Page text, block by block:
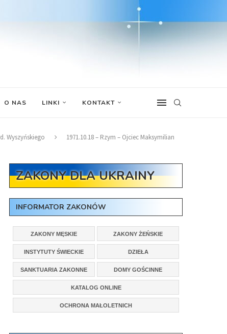
O NAS LINKI KONTAKT
Wyszyńskiego
1971.10.18 – Rzym – Ojciec Maksymilian
ZAKONY DLA UKRAINY
INFORMATOR ZAKONÓW
ZAKONY MĘSKIE ZAKONY ŻEŃSKIE
INSTYTUTY ŚWIECKIE DZIEŁA
SANKTUARIA ZAKONNE DOMY GOŚCINNE
KATALOG ONLINE
OCHRONA MAŁOLETNICH